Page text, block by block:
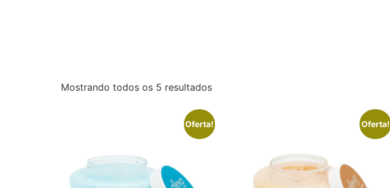
Mostrando todos os 5 resultados
Oferta! Oferta!